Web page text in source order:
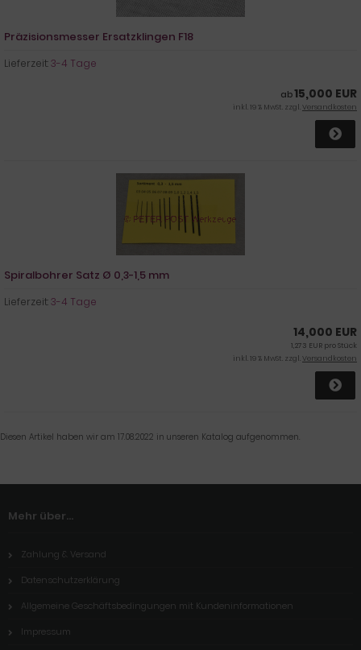
Präzisionsmesser Ersatzklingen F18
Lieferzeit:3-4 Tage
ab15,000 EUR
inkl. 19 % MwSt. zzgl.Versandkosten
Spiralbohrer Satz Ø 0,3-1,5 mm
Lieferzeit:3-4 Tage
14,000 EUR
1,273 EUR pro Stück
inkl. 19 % MwSt. zzgl.Versandkosten
Diesen Artikel haben wir am 17.08.2022 in unseren Katalog aufgenommen.
Mehr über...
Zahlung & Versand
Datenschutzerklärung
Allgemeine Geschäftsbedingungen mit Kundeninformationen
Impressum